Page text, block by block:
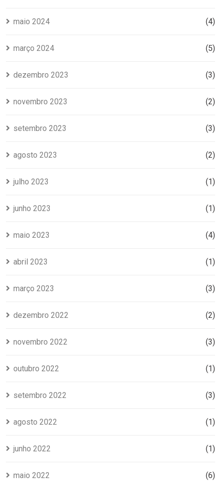
maio 2024 (4)
março 2024 (5)
dezembro 2023 (3)
novembro 2023 (2)
setembro 2023 (3)
agosto 2023 (2)
julho 2023 (1)
junho 2023 (1)
maio 2023 (4)
abril 2023 (1)
março 2023 (3)
dezembro 2022 (2)
novembro 2022 (3)
outubro 2022 (1)
setembro 2022 (3)
agosto 2022 (1)
junho 2022 (1)
maio 2022 (6)